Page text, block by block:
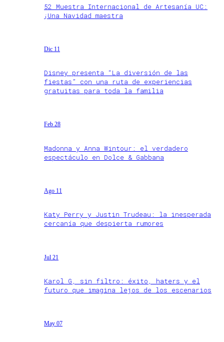
52 Muestra Internacional de Artesanía UC:
¡Una Navidad maestra
Dic 11
Disney presenta “La diversión de las
fiestas” con una ruta de experiencias
gratuitas para toda la familia
Feb 28
Madonna y Anna Wintour: el verdadero
espectáculo en Dolce & Gabbana
Ago 11
Katy Perry y Justin Trudeau: la inesperada
cercanía que despierta rumores
Jul 21
Karol G, sin filtro: éxito, haters y el
futuro que imagina lejos de los escenarios
May 07